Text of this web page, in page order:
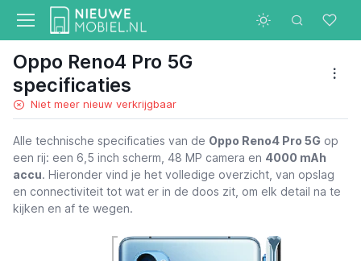
Oppo Reno4 Pro 5G
specificaties
Niet meer nieuw verkrijgbaar
Alle technische specificaties van de Oppo Reno4 Pro 5G op
een rij: een 6,5 inch scherm, 48 MP camera en 4000 mAh
accu. Hieronder vind je het volledige overzicht, van opslag
en connectiviteit tot wat er in de doos zit, om elk detail na te
kijken en af te wegen.